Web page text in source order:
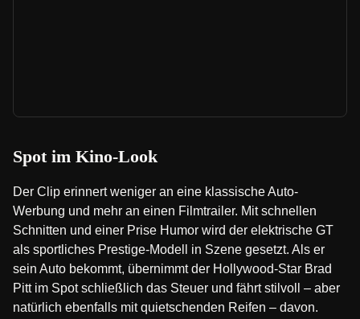
Spot im Kino-Look
Der Clip erinnert weniger an eine klassische Auto-
Werbung und mehr an einen Filmtrailer. Mit schnellen
Schnitten und einer Prise Humor wird der elektrische GT
als sportliches Prestige-Modell in Szene gesetzt. Als er
sein Auto bekommt, übernimmt der Hollywood-Star Brad
Pitt im Spot schließlich das Steuer und fährt stilvoll – aber
natürlich ebenfalls mit quietschenden Reifen – davon.